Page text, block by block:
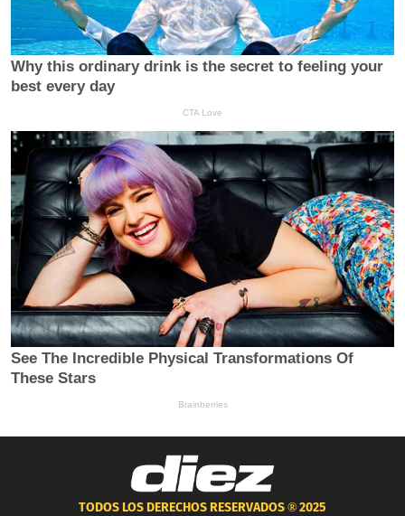
TODOS LOS DERECHOS RESERVADOS ®2025